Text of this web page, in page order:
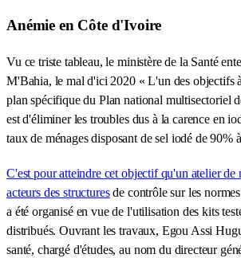
Anémie en Côte d'Ivoire
Vu ce triste tableau, le ministère de la Santé
M'Bahia, le mal d'ici 2020 « L'un des objectifs
plan spécifique du Plan national multisectoriel
est d'éliminer les troubles dus à la carence en
taux de ménages disposant de sel iodé de 90%
C'est pour atteindre cet objectif qu'un atelier de
acteurs des structuresde contrôle sur les
a été organisé en vue de l'utilisation des kits
distribués. Ouvrant les travaux, Egou Assi
santé, chargé d'études, au nom du directeur